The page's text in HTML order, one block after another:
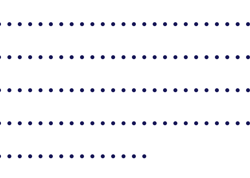
. . . . . . . . . . . . . . . . . . . . .
. . . . . . . . . . . . . . . . . . . . .
. . . . . . . . . . . . . . . . . . . . .
. . . . . . . . . . . . . . . . . . . . .
. . . . . . . . . . . . .